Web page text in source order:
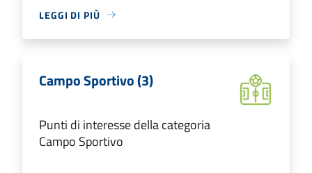
LEGGI DI PIÙ
Campo Sportivo (3)
Punti di interesse della categoria
Campo Sportivo